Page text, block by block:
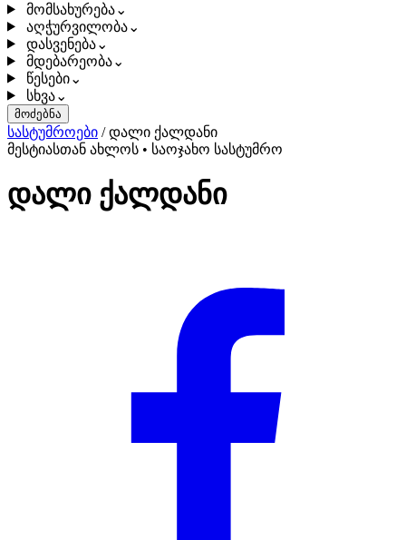
მომსახურება⌄
აღჭურვილობა⌄
დასვენება⌄
მდებარეობა⌄
წესები⌄
სხვა⌄
მოძებნა
სასტუმროები / დალი ქალდანი
მესტიასთან ახლოს • საოჯახო სასტუმრო
დალი ქალდანი